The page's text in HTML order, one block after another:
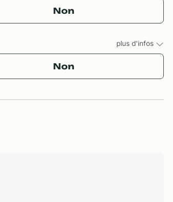
Non
plus d'infos
Non